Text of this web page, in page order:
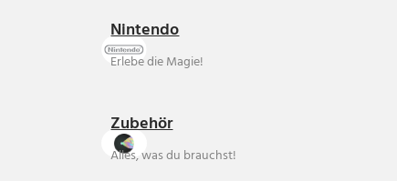
Nintendo
Erlebe die Magie!
Zubehör
Alles, was du brauchst!